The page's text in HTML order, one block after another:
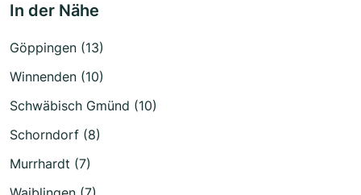
In der Nähe
Göppingen (13)
Winnenden (10)
Schwäbisch Gmünd (10)
Schorndorf (8)
Murrhardt (7)